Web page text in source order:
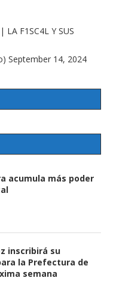
| LA F1SC4L Y SUS
September 14, 2024
acumula más poder
inscribirá su
la Prefectura de
semana